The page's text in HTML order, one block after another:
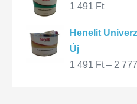
1 491 Ft
Henelit
Új
1 491 Ft – 2 777